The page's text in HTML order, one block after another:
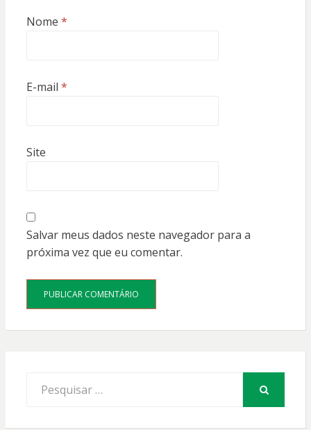
Nome *
E-mail *
Site
Salvar meus dados neste navegador para a
próxima vez que eu comentar.
por: